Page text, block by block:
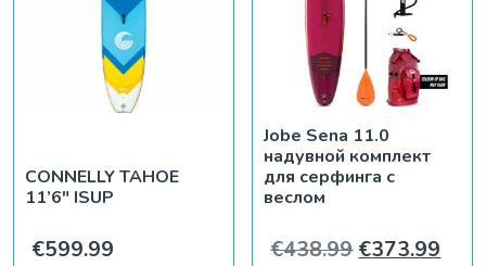
CONNELLY TAHOE
11’6″ ISUP
€599.99
Jobe Sena 11.0
надувной комплект
для серфинга с
веслом
€438.99€373.99